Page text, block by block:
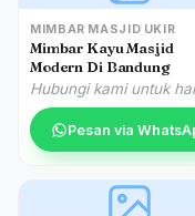
MIMBAR MASJID UKIR
Mimbar Kayu Masjid
Modern Di Bandung
Hubungi kami untuk
Pesan via